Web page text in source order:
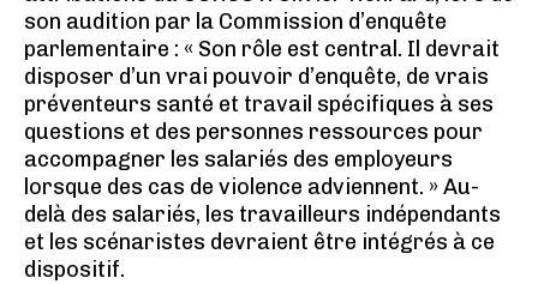
son audition par la Commission d’enquête
parlementaire : « Son rôle est central. Il devrait
disposer d’un vrai pouvoir d’enquête, de vrais
préventeurs santé et travail spécifiques à ses
questions et des personnes ressources pour
accompagner les salariés des employeurs
lorsque des cas de violence adviennent. » Au-
delà des salariés, les travailleurs indépendants
et les scénaristes devraient être intégrés à ce
dispositif.